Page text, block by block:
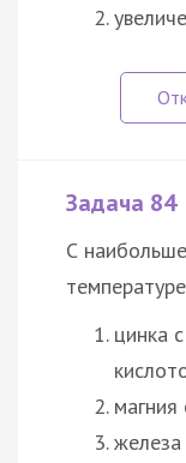
Задача 84
С
цинка
магния